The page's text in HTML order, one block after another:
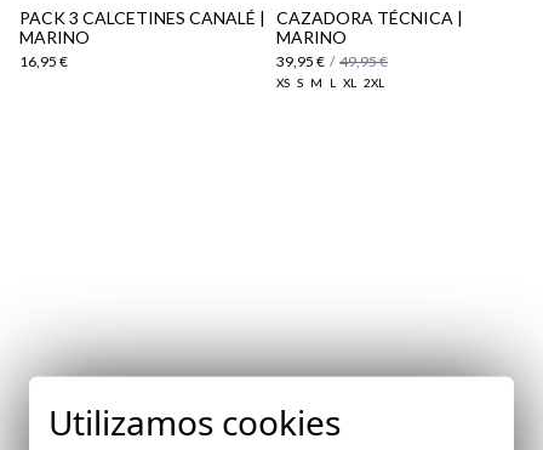
PACK 3 CALCETINES CANALÉ |
MARINO
16,95 €
CAZADORA TÉCNICA |
MARINO
39,95 € / 49,95 €
XS S M L XL 2XL
Utilizamos cookies